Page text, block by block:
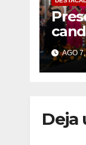
de
La
AGO
Deja